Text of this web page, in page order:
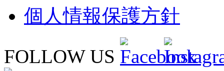
個人情報保護方針
FOLLOW US